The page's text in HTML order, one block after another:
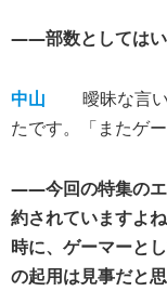
――部数としてはい
中山
曖昧な言
たです。「またゲ
――今回の特集のエ
約されていますよ
時に、ゲーマーと
の起用は見事だと